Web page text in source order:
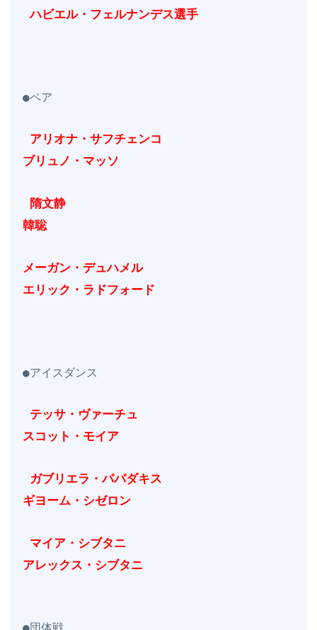
ハビエル・フェルナンデス選手
●ペア
ブリュノ・マッソ
韓聡
メーガン・デュハメル
エリック・ラドフォード
●アイスダンス
スコット・モイア
ギヨーム・シゼロン
アレックス・シブタニ